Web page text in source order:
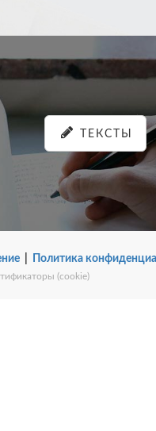
ТЕКСТЫ
| Политика
(cookie)